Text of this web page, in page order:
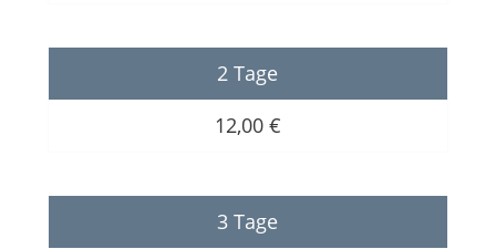
2 Tage
12,00 €
3 Tage